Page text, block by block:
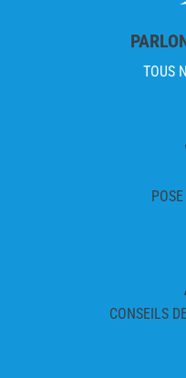
TOUS
CONSEILS